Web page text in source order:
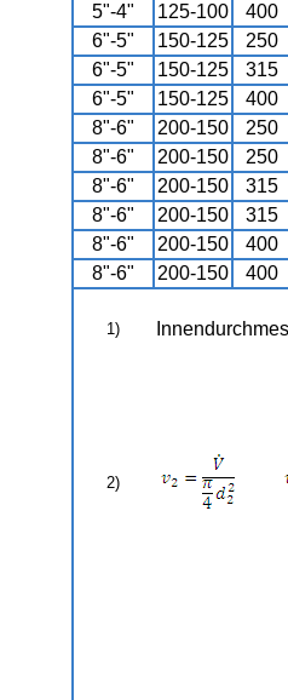
5"-4"
125-100 400
6"-5"
150-125 250
6"-5"
150-125 315
6"-5"
150-125 400
8"-6"
200-150 250
8"-6"
200-150 250
8"-6"
200-150 315
8"-6"
200-150 315
8"-6"
200-150 400
8"-6"
200-150 400
1)
2)